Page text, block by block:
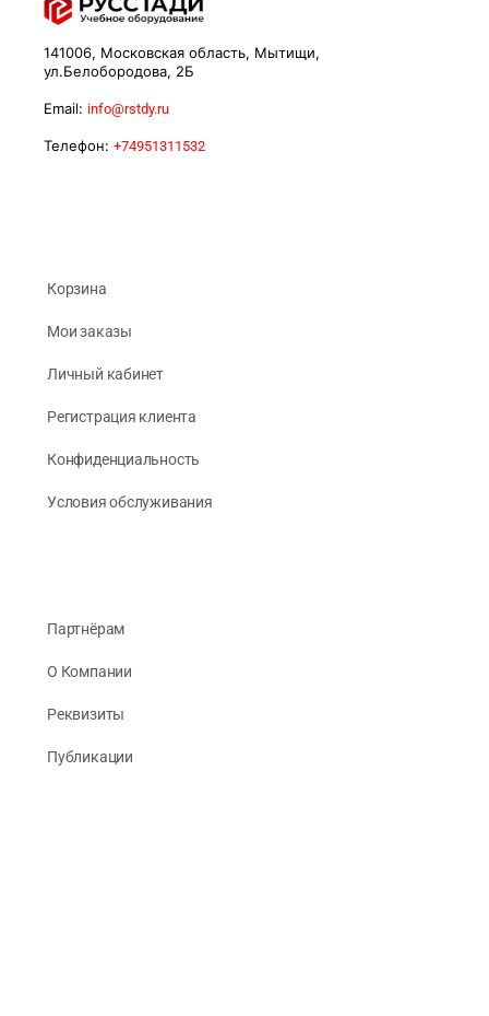
141006, Московская область, Мытищи,
ул.Белобородова, 2Б
Email: info@rstdy.ru
Телефон: +74951311532
Корзина
Мои заказы
Личный кабинет
Регистрация клиента
Конфиденциальность
Условия обслуживания
Партнёрам
О Компании
Реквизиты
Публикации